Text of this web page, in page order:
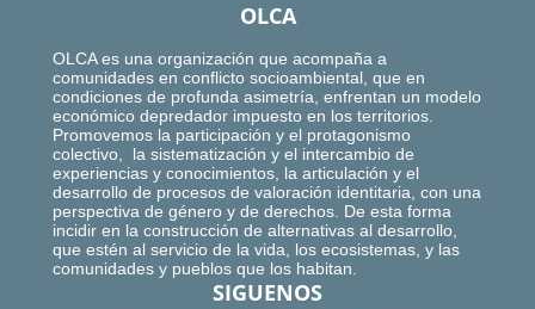
OLCA
OLCA es una organización que acompaña a
comunidades en conflicto socioambiental, que en
condiciones de profunda asimetría, enfrentan un modelo
económico depredador impuesto en los territorios.
Promovemos la participación y el protagonismo
colectivo, la sistematización y el intercambio de
experiencias y conocimientos, la articulación y el
desarrollo de procesos de valoración identitaria, con una
perspectiva de género y de derechos. De esta forma
incidir en la construcción de alternativas al desarrollo,
que estén al servicio de la vida, los ecosistemas, y las
comunidades y pueblos que los habitan.
SIGUENOS